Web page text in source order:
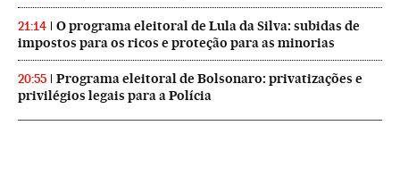
21:14
O programa eleitoral de Lula da Silva: subidas de
impostos para os ricos e proteção para as minorias
20:55
Programa eleitoral de Bolsonaro: privatizações e
privilégios legais para a Polícia